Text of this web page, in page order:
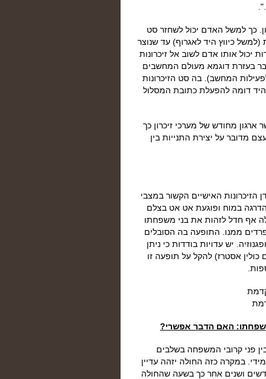
כך למשל האדם יכול לשחזר סט
(למשל כיווץ היד לאגרוף) עד שנוצר
יכול אותו אדם לשוב אל זיכרונות
בעזרת דוגמא מעולם המחשבים
המחשב). בה סט הזיכרונות
היד דומה להפעלת כתובת המסלול
ארגון מחודש של מערכי זיכרון כך
מדובר על יצירת התנייות בין
האישיים הקשור במצבי
במוח ופוגעת אט אט בצלם
אף חדל לזהות את בני משפחתו
ממנו. התופעה בה הסובלים
יש עדויות בודדות כי ניתן
אסטרז) להקל על תופעה זו
משפחתו: האם הדבר אפשרי?
פני קרובי המשפחה בשלבים
במקרה כזה החולה יזהה עדיין
ושנים אחר כך בשעה שהחולה